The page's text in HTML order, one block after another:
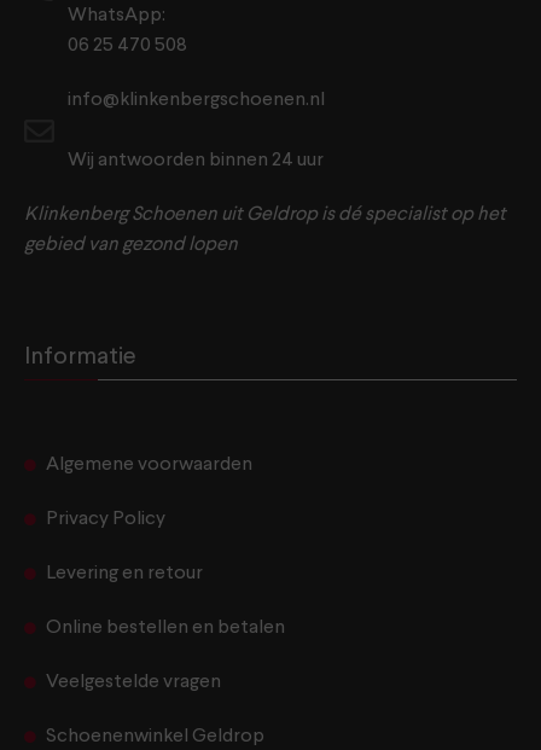
WhatsApp:
06 25 470 508
info@klinkenbergschoenen.nl
Wij antwoorden binnen 24 uur
Klinkenberg Schoenen uit Geldrop is dé specialist op het
gebied van gezond lopen
Informatie
Algemene voorwaarden
Privacy Policy
Levering en retour
Online bestellen en betalen
Veelgestelde vragen
Schoenenwinkel Geldrop